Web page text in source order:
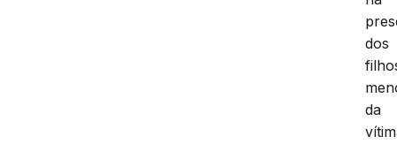
dos
da